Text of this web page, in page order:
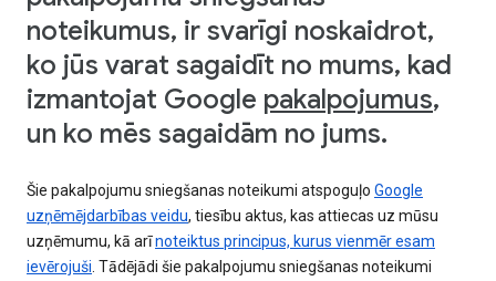
noteikumus, ir svarīgi noskaidrot,
ko jūs varat sagaidīt no mums, kad
izmantojat Google pakalpojumus,
un ko mēs sagaidām no jums.
Šie pakalpojumu sniegšanas noteikumi atspoguļo Google
uzņēmējdarbības veidu, tiesību aktus, kas attiecas uz mūsu
uzņēmumu, kā arīnoteiktus principus, kurus vienmēr esam
ievērojuši . Tādējādi šie pakalpojumu sniegšanas noteikumi